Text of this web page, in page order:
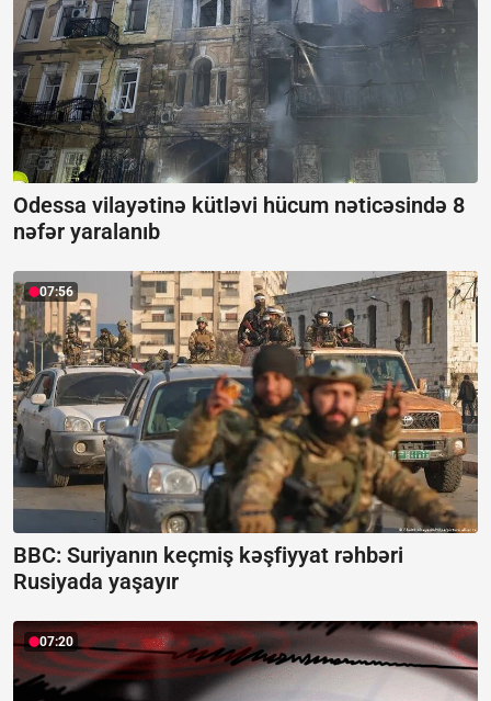
Odessa vilayətinə kütləvi hücum nəticəsində 8
nəfər yaralanıb
07:56
BBC: Suriyanın keçmiş kəşfiyyat rəhbəri
Rusiyada yaşayır
07:20